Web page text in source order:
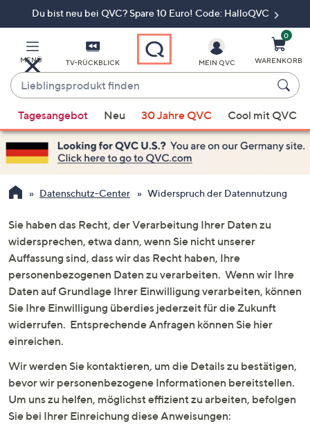
Du bist neu bei QVC? Spare 10 Euro! Code: HalloQVC
MENÜ TV-RÜCKBLICK
Lieblingsprodukt
finden
Vorschläge
verfügbar
sind,
verwenden
Sie
Pfeiltasten
nach
oben
und
nach
unten
oder
wischen
auf
Touch-
Geräten
nach
MEIN QVC
0
WARENKORB
Tagesangebot Neu 30 Jahre QVC Cool mit QVC
Datenschutz-Center Widerspruch der Datennutzung
Sie haben das Recht, der Verarbeitung Ihrer Daten zu
widersprechen, etwa dann, wenn Sie nicht unserer
Auffassung sind, dass wir das Recht haben, Ihre
personenbezogenen Daten zu verarbeiten. Wenn wir Ihre
Daten auf Grundlage Ihrer Einwilligung verarbeiten, können
Sie Ihre Einwilligung überdies jederzeit für die Zukunft
widerrufen. Entsprechende Anfragen können Sie hier
einreichen.
Wir werden Sie kontaktieren, um die Details zu bestätigen,
bevor wir personenbezogene Informationen bereitstellen.
Um uns zu helfen, möglichst effizient zu arbeiten, befolgen
Sie bei Ihrer Einreichung diese Anweisungen: